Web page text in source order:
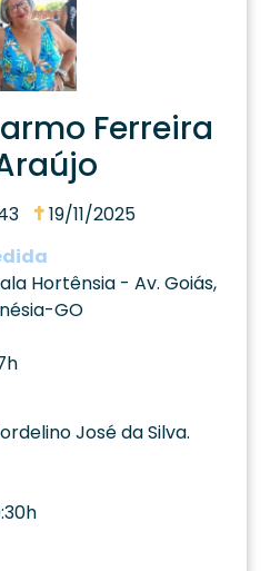
Ferreira
19/11/2025
Hortênsia - Av. Goiás,
GO
José da Silva.